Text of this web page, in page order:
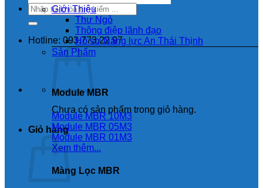
Tìm
kiếm:
Hotline: 093.773.22.97
Chưa có sản phẩm trong giỏ hàng.
Giỏ hàng
Giới Thiệu
Thư Ngỏ
Thông điệp lãnh đạo
Hồ sơ Năng lực An Thái Thịnh
Sản Phẩm
Module MBR
Module MBR 10M3
Module MBR 05M3
Module MBR 01M3
Xem thêm...
Màng Lọc MBR